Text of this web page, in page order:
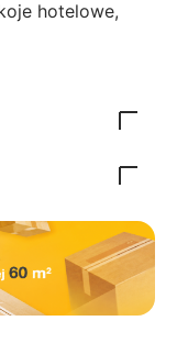
hotelowe,